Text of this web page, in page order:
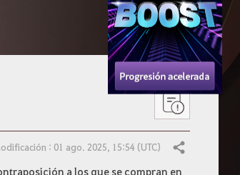
: 01 ago. 2025, 15:54 (UTC) Compartir
a los que se compran en